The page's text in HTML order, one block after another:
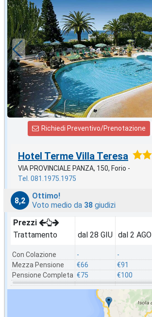
agosto
in offerta da
€66,14
a notte
Richiedi Preventivo/Prenotazione
Hotel Terme Villa Teresa
VIA PROVINCIALE PANZA, 150, Forio -
Tel. 081.1975.1975
8,2
Ottimo!
Voto medio da 38 giudizi
Prezzi
Trattamento
Con Colazione
Mezza Pensione
Pensione Completa
dal 28 GIU
-
€66
€75
dal 2 AGO
-
€91
€100